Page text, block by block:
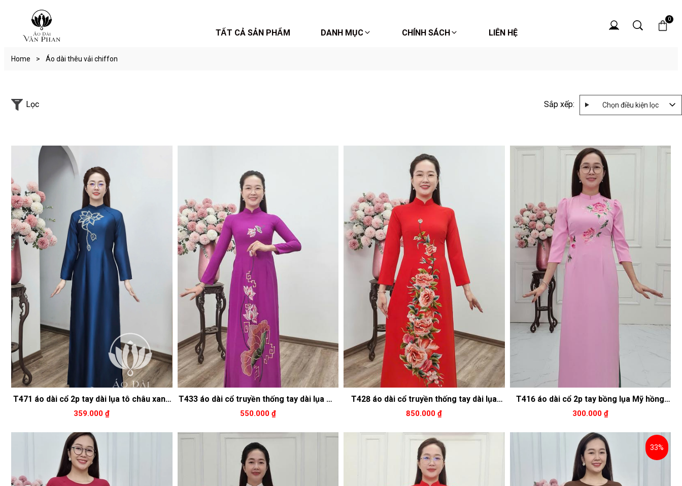
TẤT CẢ SẢN PHẨM DANH MỤC CHÍNH SÁCH LIÊN HỆ
0
Home > Áo dài thêu vải chiffon
Sắp xếp: Chọn điều kiện lọc
Lọc
T471 áo dài cổ 2p tay dài lụa tô châu xanh
cổ vịt đính hoa 350kA3136 áo dài cổ khít
359.000 ₫
T433 áo dài cổ truyền thống tay dài lụa Mỹ
tím Cẩm thêu hoa sen
550.000 ₫
T428 áo dài cổ truyền thống tay dài lụa
mango nền đỏ thêu hoa nâu Tây
850.000 ₫
T416 áo dài cổ 2p tay bồng lụa Mỹ hồng
nhạt thêu hoa hồng
300.000 ₫
33%